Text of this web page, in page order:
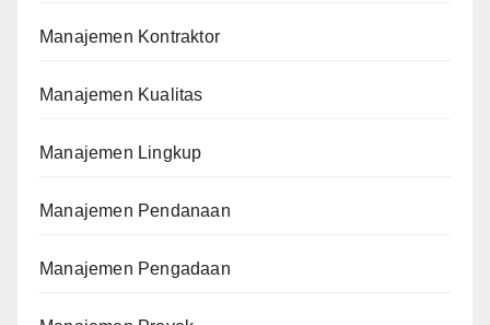
Manajemen Kontraktor
Manajemen Kualitas
Manajemen Lingkup
Manajemen Pendanaan
Manajemen Pengadaan